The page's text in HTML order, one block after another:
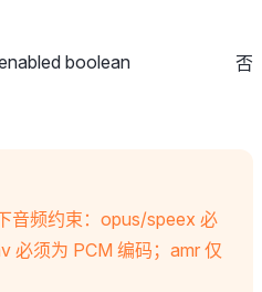
boolean 否
音频约束：opus/speex 必
必须为 PCM 编码；amr 仅